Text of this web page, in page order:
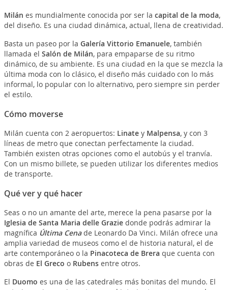
Milán es mundialmente conocida por ser la capital de la moda,
del diseño. Es una ciudad dinámica, actual, llena de creatividad.
Basta un paseo por la Galería Vittorio Emanuele, también
llamada el Salón de Milán, para empaparse de su ritmo
dinámico, de su ambiente. Es una ciudad en la que se mezcla la
última moda con lo clásico, el diseño más cuidado con lo más
informal, lo popular con lo alternativo, pero siempre sin perder
el estilo.
Cómo moverse
Milán cuenta con 2 aeropuertos: Linate y Malpensa, y con 3
líneas de metro que conectan perfectamente la ciudad.
También existen otras opciones como el autobús y el tranvía.
Con un mismo billete, se pueden utilizar los diferentes medios
de transporte.
Qué ver y qué hacer
Seas o no un amante del arte, merece la pena pasarse por la
Iglesia de Santa Maria delle Graziedonde podrás admirar la
magnífica Última Cenade Leonardo Da Vinci. Milán ofrece una
amplia variedad de museos como el de historia natural, el de
arte contemporáneo o la Pinacoteca de Brera que cuenta con
obras de El Greco o Rubensentre otros.
El Duomo es una de las catedrales más bonitas del mundo. El